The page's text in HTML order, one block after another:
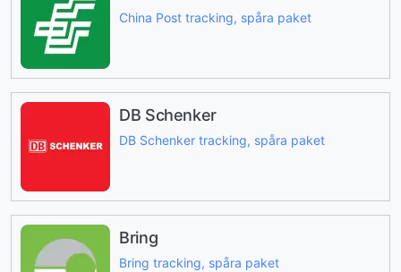
China Post tracking, spåra paket
DB Schenker
DB Schenker tracking, spåra paket
Bring
Bring tracking, spåra paket